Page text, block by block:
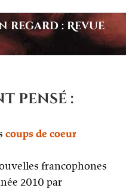
regard : Revue
pensé :
coups de coeur
francophones
2010 par